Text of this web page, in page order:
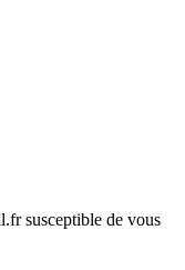
susceptible de vous